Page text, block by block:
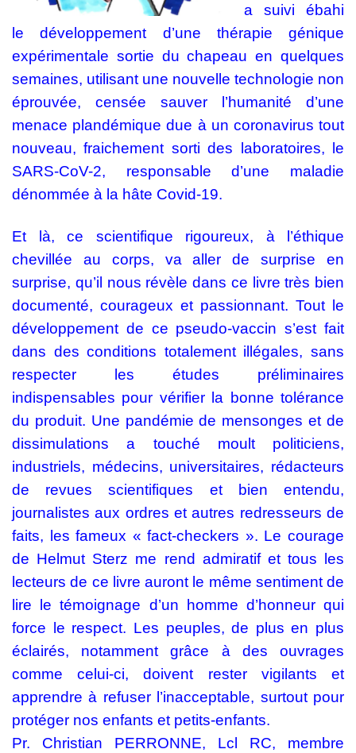
a suivi ébahi
le développement d’une thérapie génique
expérimentale sortie du chapeau en quelques
semaines, utilisant une nouvelle technologie non
éprouvée, censée sauver l’humanité d’une
menace plandémique due à un coronavirus tout
nouveau, fraichement sorti des laboratoires, le
SARS-CoV-2, responsable d’une maladie
dénommée à la hâte Covid-19.
Et là, ce scientifique rigoureux, à l’éthique
chevillée au corps, va aller de surprise en
surprise, qu’il nous révèle dans ce livre très bien
documenté, courageux et passionnant. Tout le
développement de ce pseudo-vaccin s’est fait
dans des conditions totalement illégales, sans
respecter les études préliminaires
indispensables pour vérifier la bonne tolérance
du produit. Une pandémie de mensonges et de
dissimulations a touché moult politiciens,
industriels, médecins, universitaires, rédacteurs
de revues scientifiques et bien entendu,
journalistes aux ordres et autres redresseurs de
faits, les fameux « fact-checkers ». Le courage
de Helmut Sterz me rend admiratif et tous les
lecteurs de ce livre auront le même sentiment de
lire le témoignage d’un homme d’honneur qui
force le respect. Les peuples, de plus en plus
éclairés, notamment grâce à des ouvrages
comme celui-ci, doivent rester vigilants et
apprendre à refuser l’inacceptable, surtout pour
protéger nos enfants et petits-enfants.
Pr. Christian PERRONNE, Lcl RC, membre